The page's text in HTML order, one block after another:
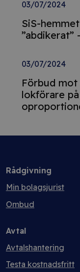
03/07/2024
SiS-
”abdikerat”
03/07/2024
Förbud
lokförare
Rådgivning
Min bolagsjurist
Ombud
Avtal
Avtalshantering
Testa kostnadsfritt